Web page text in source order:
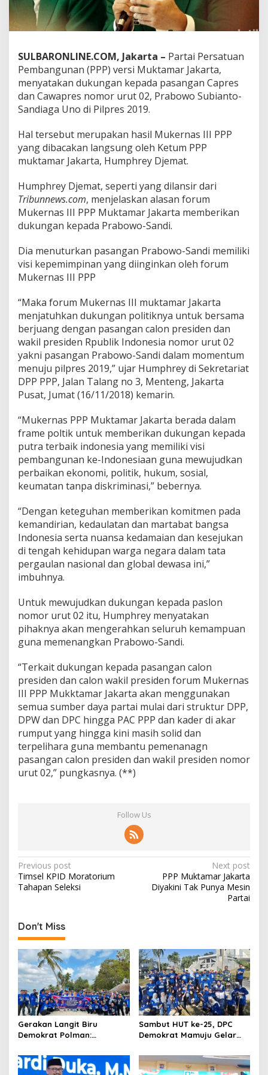
,
P
P
D
u
k
u
n
g
P
a
b
o
-
S
a
n
d
i
P
l
p
r
e
s
SULBARONLINE.COM, Jakarta – Partai Persatuan
Pembangunan (PPP) versi Muktamar Jakarta,
menyatakan dukungan kepada pasangan Capres
dan Cawapres nomor urut 02, Prabowo Subianto-
Sandiaga Uno di Pilpres 2019.
Hal tersebut merupakan hasil Mukernas III PPP
yang dibacakan langsung oleh Ketum PPP
muktamar Jakarta, Humphrey Djemat.
Humphrey Djemat, seperti yang dilansir dari
Tribunnews.com, menjelaskan alasan forum
Mukernas III PPP Muktamar Jakarta memberikan
dukungan kepada Prabowo-Sandi.
Dia menuturkan pasangan Prabowo-Sandi memiliki
visi kepemimpinan yang diinginkan oleh forum
Mukernas III PPP
“Maka forum Mukernas III muktamar Jakarta
menjatuhkan dukungan politiknya untuk bersama
berjuang dengan pasangan calon presiden dan
wakil presiden Rpublik Indonesia nomor urut 02
yakni pasangan Prabowo-Sandi dalam momentum
menuju pilpres 2019,” ujar Humphrey di Sekretariat
DPP PPP, Jalan Talang no 3, Menteng, Jakarta
Pusat, Jumat (16/11/2018) kemarin.
“Mukernas PPP Muktamar Jakarta berada dalam
frame poltik untuk memberikan dukungan kepada
putra terbaik indonesia yang memiliki visi
pembangunan ke-Indonesiaan guna mewujudkan
perbaikan ekonomi, politik, hukum, sosial,
keumatan tanpa diskriminasi,” bebernya.
“Dengan keteguhan memberikan komitmen pada
kemandirian, kedaulatan dan martabat bangsa
Indonesia serta nuansa kedamaian dan kesejukan
di tengah kehidupan warga negara dalam tata
pergaulan nasional dan global dewasa ini,”
imbuhnya.
Untuk mewujudkan dukungan kepada paslon
nomor urut 02 itu, Humphrey menyatakan
pihaknya akan mengerahkan seluruh kemampuan
guna memenangkan Prabowo-Sandi.
“Terkait dukungan kepada pasangan calon
presiden dan calon wakil presiden forum Mukernas
III PPP Mukktamar Jakarta akan menggunakan
semua sumber daya partai mulai dari struktur DPP,
DPW dan DPC hingga PAC PPP dan kader di akar
rumput yang hingga kini masih solid dan
terpelihara guna membantu pemenanagn
pasangan calon presiden dan wakil presiden nomor
urut 02,” pungkasnya. (**)
Follow Us
P
o
t
n
a
v
i
g
a
t
i
o
Previous post
Timsel KPID Moratorium
Tahapan Seleksi
Next post
PPP Muktamar Jakarta
Diyakini Tak Punya Mesin
Partai
Don't Miss
Gerakan Langit Biru
Demokrat Polman:
Kesehatan dan Donor
Darah
Sambut HUT ke-25, DPC
Demokrat Mamuju Gelar
Indonesia Asri